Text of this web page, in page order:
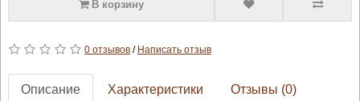
В корзину
0 отзывов/ Написать отзыв
Описание Характеристики Отзывы (0)